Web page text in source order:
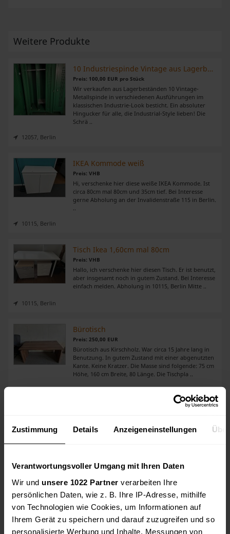
Zustimmung Details Anzeigeneinstellungen
Verantwortungsvoller Umgang mit Ihren Daten
Wir und unsere 1022 Partner verarbeiten Ihre
persönlichen Daten, wie z. B. Ihre IP-Adresse, mithilfe
von Technologien wie Cookies, um Informationen auf
Ihrem Gerät zu speichern und darauf zuzugreifen und so
personalisierte Werbung und Inhalte, Messungen von
Weitere Produkte
10 Industriespinde Vintage aus Lagerbeständen
Preis: 100,00 EUR pro Stück
Wir verkaufen aus Lagerbeständen 10 Vintage-
Metallspinde in verschiedenen Ausführungen im
klassischen Industrie-Look besticht. Ein absoluter
Hingucker für alle, die Industrial-Style lieben! Die
Schrä ..
12057, Berlin
IKEA Kommode weiß
Preis: VHB
Hi, verschenke hier diese weiße IKEA Kommode. Ist
circa 80cm mal 80cm und 35cm tief. Bei Interesse
gerne Abholung an der Invalidenstraße 115 in Berlin.
10115, Berlin
Tisch Ikea 1,60cm mal 80cm
Preis: VHB
Hallo, ich verschenke hier diesen Tisch. Er ist benutzt,
aber insgesamt noch in gutem Zustand. Bei Interesse
einfach melden. Abholung in 10115, Berlin Mitte ..
10115, Berlin
Bürotisch
Preis: 250,00 EUR
Bürotisch aus Kirschholz. War circa 15 Jahre lang in
Benutzung. In gutem Zustand mit einer abgenutzten
Kante. Keine Kratzer. Die Masse sind folgende: 75 cm
Höhe, 160 cm Breite, 80 Länge. Die Tischpla ..
84034, Landshut
Preis: 1.400,00 EUR
Dieser hochwertige Besprechungstisch bietet mit
sorgen die vier be ..
61440, Oberursel
Empfangstheke und Tisch
Preis: 150,00 EUR
Empfangstheke mit innen verlegbaren Kabeln für